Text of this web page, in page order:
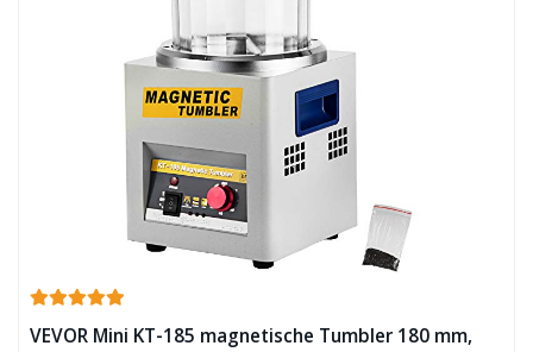
VEVOR Mini KT-185 magnetische Tumbler 180 mm,